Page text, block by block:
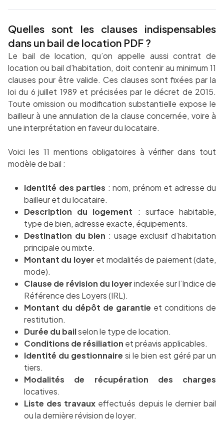
Quelles sont les clauses indispensables
dans un bail de location PDF ?
Le bail de location, qu’on appelle aussi contrat de
location ou bail d’habitation, doit contenir au minimum 11
clauses pour être valide. Ces clauses sont fixées par la
loi du 6 juillet 1989 et précisées par le décret de 2015.
Toute omission ou modification substantielle expose le
bailleur à une annulation de la clause concernée, voire à
une interprétation en faveur du locataire.
Voici les 11 mentions obligatoires à vérifier dans tout
modèle de bail :
Identité des parties : nom, prénom et adresse du
bailleur et du locataire.
Description du logement : surface habitable,
type de bien, adresse exacte, équipements.
Destination du bien : usage exclusif d’habitation
principale ou mixte.
Montant du loyer et modalités de paiement (date,
mode).
Clause de révision du loyerindexée sur l’Indice de
Référence des Loyers (IRL).
Montant du dépôt de garantie et conditions de
restitution.
Durée du bailselon le type de location.
Conditions de résiliation et préavis applicables.
Identité du gestionnaire si le bien est géré par un
tiers.
Modalités de récupération des charges
locatives.
Liste des travaux effectués depuis le dernier bail
ou la dernière révision de loyer.